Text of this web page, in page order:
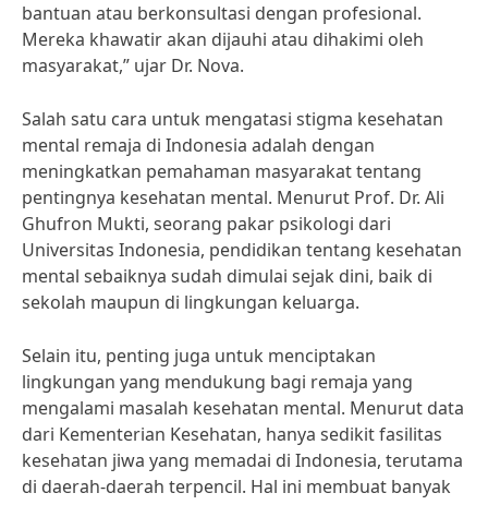
bantuan atau berkonsultasi dengan profesional.
Mereka khawatir akan dijauhi atau dihakimi oleh
masyarakat,” ujar Dr. Nova.
Salah satu cara untuk mengatasi stigma kesehatan
mental remaja di Indonesia adalah dengan
meningkatkan pemahaman masyarakat tentang
pentingnya kesehatan mental. Menurut Prof. Dr. Ali
Ghufron Mukti, seorang pakar psikologi dari
Universitas Indonesia, pendidikan tentang kesehatan
mental sebaiknya sudah dimulai sejak dini, baik di
sekolah maupun di lingkungan keluarga.
Selain itu, penting juga untuk menciptakan
lingkungan yang mendukung bagi remaja yang
mengalami masalah kesehatan mental. Menurut data
dari Kementerian Kesehatan, hanya sedikit fasilitas
kesehatan jiwa yang memadai di Indonesia, terutama
di daerah-daerah terpencil. Hal ini membuat banyak